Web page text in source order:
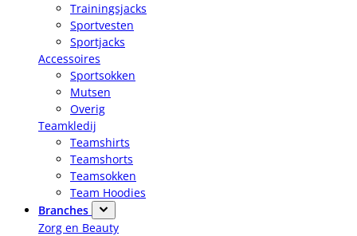
Trainingsjacks
Sportvesten
Sportjacks
Accessoires
Sportsokken
Mutsen
Overig
Teamkledij
Teamshirts
Teamshorts
Teamsokken
Team Hoodies
Branches
Zorg en Beauty